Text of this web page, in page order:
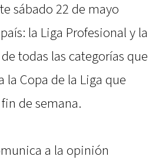
sábado 22 de mayo
la Liga Profesional y la
todas las categorías que
Copa de la Liga que
de semana.
a la opinión